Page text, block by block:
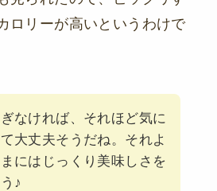
ロリーが高いというわけで
なければ、それほど気に
大丈夫そうだね。それよ
にはじっくり美味しさを
♪